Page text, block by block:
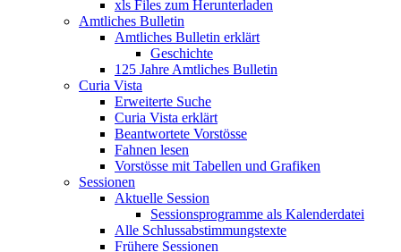
xls Files zum Herunterladen
Amtliches Bulletin
Amtliches Bulletin erklärt
Geschichte
125 Jahre Amtliches Bulletin
Curia Vista
Erweiterte Suche
Curia Vista erklärt
Beantwortete Vorstösse
Fahnen lesen
Vorstösse mit Tabellen und Grafiken
Sessionen
Aktuelle Session
Sessionsprogramme als Kalenderdatei
Alle Schlussabstimmungstexte
Frühere Sessionen